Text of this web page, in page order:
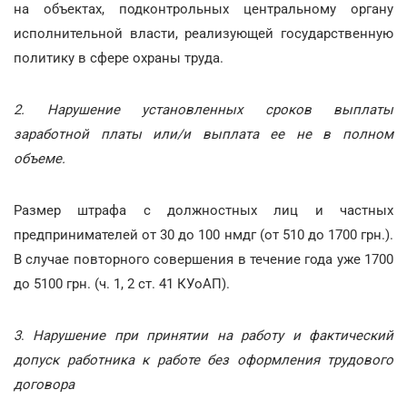
на объектах, подконтрольных центральному органу
исполнительной власти, реализующей государственную
политику в сфере охраны труда.
2. Нарушение установленных сроков выплаты
заработной платы или/и выплата ее не в полном
объеме.
Размер штрафа с должностных лиц и частных
предпринимателей от 30 до 100 нмдг (от 510 до 1700 грн.).
В случае повторного совершения в течение года уже 1700
до 5100 грн. (ч. 1, 2 ст. 41 КУоАП).
3. Нарушение при принятии на работу и фактический
допуск работника к работе без оформления трудового
договора